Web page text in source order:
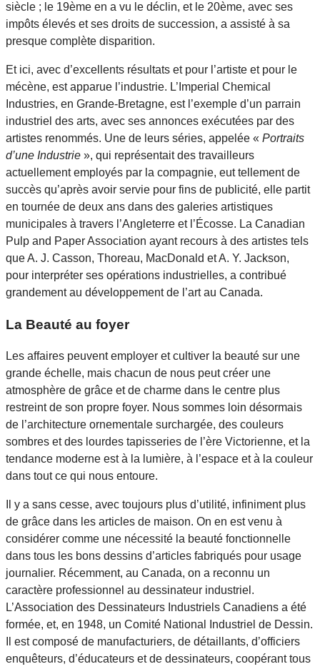
siècle ; le 19ème en a vu le déclin, et le 20ème, avec ses
impôts élevés et ses droits de succession, a assisté à sa
presque complète disparition.
Et ici, avec d’excellents résultats et pour l’artiste et pour le
mécène, est apparue l’industrie. L’Imperial Chemical
Industries, en Grande-Bretagne, est l’exemple d’un parrain
industriel des arts, avec ses annonces exécutées par des
artistes renommés. Une de leurs séries, appelée « Portraits
d’une Industrie », qui représentait des travailleurs
actuellement employés par la compagnie, eut tellement de
succès qu’après avoir servie pour fins de publicité, elle partit
en tournée de deux ans dans des galeries artistiques
municipales à travers l’Angleterre et l’Écosse. La Canadian
Pulp and Paper Association ayant recours à des artistes tels
que A. J. Casson, Thoreau, MacDonald et A. Y. Jackson,
pour interpréter ses opérations industrielles, a contribué
grandement au développement de l’art au Canada.
La Beauté au foyer
Les affaires peuvent employer et cultiver la beauté sur une
grande échelle, mais chacun de nous peut créer une
atmosphère de grâce et de charme dans le centre plus
restreint de son propre foyer. Nous sommes loin désormais
de l’architecture ornementale surchargée, des couleurs
sombres et des lourdes tapisseries de l’ère Victorienne, et la
tendance moderne est à la lumière, à l’espace et à la couleur
dans tout ce qui nous entoure.
Il y a sans cesse, avec toujours plus d’utilité, infiniment plus
de grâce dans les articles de maison. On en est venu à
considérer comme une nécessité la beauté fonctionnelle
dans tous les bons dessins d’articles fabriqués pour usage
journalier. Récemment, au Canada, on a reconnu un
caractère professionnel au dessinateur industriel.
L’Association des Dessinateurs Industriels Canadiens a été
formée, et, en 1948, un Comité National Industriel de Dessin.
Il est composé de manufacturiers, de détaillants, d’officiers
enquêteurs, d’éducateurs et de dessinateurs, coopérant tous